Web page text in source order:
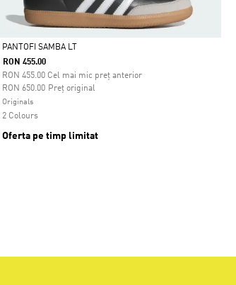
Da
PANTOFI SAMBA LT
RON 455.00
RON 455.00 Cel mai mic preț anterior
Preț original
Preț redus de la
RON 650.00la
Originals
2 Colours
Oferta pe timp limitat